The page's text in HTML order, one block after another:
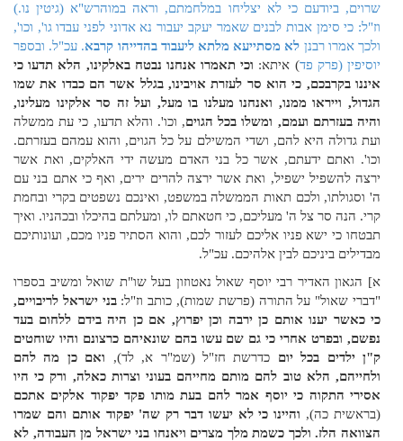
שרוים, ביודעם כי לא יצליחו במלחמתם, וראה במוהרש"א (גיטין נו.)
וז"ל: כי סימן אבות לבנים שאמר יעקב יעבור נא אדוני לפני עבדו גו', וכו',
ולכך אמרו רבנן לא מסתייעא מלתא ליעבוד בהדייהו קרבא. עכ"ל. ובספר
יוסיפין (פרק פד) איתא: וכי תאמרו אנחנו נבטח באלקינו, הלא תדעו כי
איננו בקרבכם, כי הוא סר לעזרת אויבינו, בגלל אשר הם כבדו את שמו
הגדול, וייראו ממנו, ואנחנו מעלנו בו מעל, ועל זה סר אלקינו מעלינו,
והיה בעזרתם ועמם, ומשלו בכל הגוים, וכו'. והלא תדעו, כי עת ממשלה
ועת גדולה היא להם, ושדי המשילם על כל הגוים, והוא עמהם בעזרתם.
וכו'. ואתם ידעתם, אשר כל בני האדם מעשה ידי האלקים, ואת אשר
ירצה להשפיל ישפיל, ואת אשר ירצה להרים ירים, ואף כי אתם בני עם
ה' וסגולתו, ולכם תאות הממשלה במשפט, ואינכם נשפטים בקרי ובחמת
קרי. הנה סר צל ה' מעליכם, כי חטאתם לו, ומעלתם בהיכלו ובכהניו. ואיך
תבטחו כי ישא פניו אליכם לעזור לכם, והוא הסתיר פניו מכם, ועונותיכם
מבדילים ביניכם לבין אלהיכם. עכ"ל.
א] הגאון האדיר רבי יוסף שאול נאטוזון בעל שו"ת שואל ומשיב בספרו
"דברי שאול" על התורה (פרשת שמות), כותב וז"ל:בני ישראל לריבויים,
כי כאשר יענו אותם כן ירבה וכן יפרוץ, אם כן היה בידם ללחום בעד
נפשם, ובפרט אחרי כי גם שם עשו בהם שונאיהם כרצונם והיו שוחטים
ק"ן ילדים בכל יום כדרשת חז"ל (שמ"ר א, לד), ואם כן מה להם
ולחייהם, הלא טוב להם מותם מחייהם בעוני וצרות כאלה, ורק כי היו
אסירי התקוה כי יוסף אמר להם בעת מותו פקד יפקוד אלקים אתכם
(בראשית כה), והיינו כי לא יעשו דבר רק שה' יפקוד אותם והם שמרו
הצוואה הלז. ולכך כשמת מלך מצרים ויאנחו בני ישראל מן העבודה, לא